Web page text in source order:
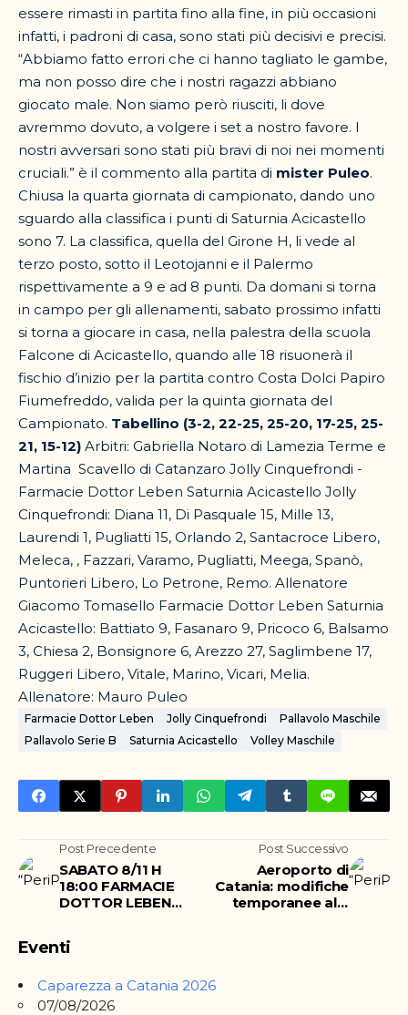
essere rimasti in partita fino alla fine, in più occasioni
infatti, i padroni di casa, sono stati più decisivi e precisi.
“Abbiamo fatto errori che ci hanno tagliato le gambe,
ma non posso dire che i nostri ragazzi abbiano
giocato male. Non siamo però riusciti, li dove
avremmo dovuto, a volgere i set a nostro favore. I
nostri avversari sono stati più bravi di noi nei momenti
cruciali.” è il commento alla partita di mister Puleo.
Chiusa la quarta giornata di campionato, dando uno
sguardo alla classifica i punti di Saturnia Acicastello
sono 7. La classifica, quella del Girone H, li vede al
terzo posto, sotto il Leotojanni e il Palermo
rispettivamente a 9 e ad 8 punti. Da domani si torna
in campo per gli allenamenti, sabato prossimo infatti
si torna a giocare in casa, nella palestra della scuola
Falcone di Acicastello, quando alle 18 risuonerà il
fischio d’inizio per la partita contro Costa Dolci Papiro
Fiumefreddo, valida per la quinta giornata del
Campionato. Tabellino (3-2, 22-25, 25-20, 17-25, 25-
21, 15-12) Arbitri: Gabriella Notaro di Lamezia Terme e
Martina Scavello di Catanzaro Jolly Cinquefrondi -
Farmacie Dottor Leben Saturnia Acicastello Jolly
Cinquefrondi: Diana 11, Di Pasquale 15, Mille 13,
Laurendi 1, Pugliatti 15, Orlando 2, Santacroce Libero,
Meleca, , Fazzari, Varamo, Pugliatti, Meega, Spanò,
Puntorieri Libero, Lo Petrone, Remo. Allenatore
Giacomo Tomasello Farmacie Dottor Leben Saturnia
Acicastello: Battiato 9, Fasanaro 9, Pricoco 6, Balsamo
3, Chiesa 2, Bonsignore 6, Arezzo 27, Saglimbene 17,
Ruggeri Libero, Vitale, Marino, Vicari, Melia.
Allenatore: Mauro Puleo
Farmacie Dottor Leben Jolly Cinquefrondi
Pallavolo Maschile
Pallavolo Serie B
Saturnia Acicastello Volley Maschile
Post Precedente
SABATO 8/11 H
18:00 FARMACIE
DOTTOR LEBEN
CONTRO Diper Jolly
Post Successivo
Aeroporto di
Catania: modifiche
temporanee alla
Eventi
Caparezza a Catania 2026
07/08/2026